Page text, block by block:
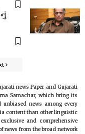
news Paper and Gujarati
Samachar, which bring its
news among every
content than other linguistic
and comprehensive
news from the broad network